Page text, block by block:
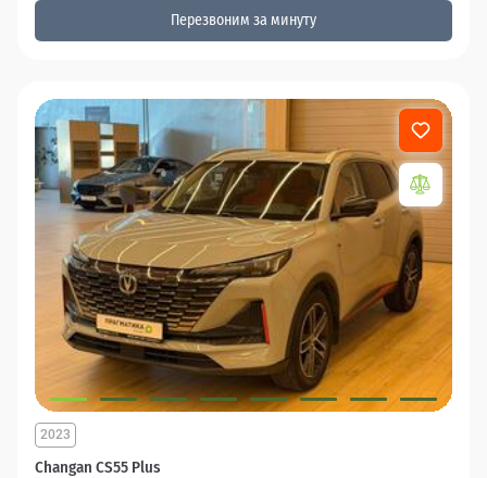
Перезвоним за минуту
Changan CS55 Plus
2023